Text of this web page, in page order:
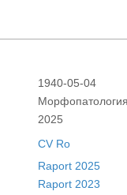
1940-05-04
2025
CV Ro
Raport 2025
Raport 2023